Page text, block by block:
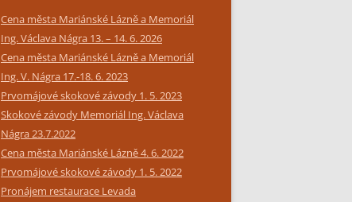
Cena města Mariánské Lázně a Memoriál
Ing. Václava Nágra 13. – 14. 6. 2026
Cena města Mariánské Lázně a Memoriál
Ing. V. Nágra 17.-18. 6. 2023
Prvomájové skokové závody 1. 5. 2023
Skokové závody Memoriál Ing. Václava
Nágra 23.7.2022
Cena města Mariánské Lázně 4. 6. 2022
Prvomájové skokové závody 1. 5. 2022
Pronájem restaurace Levada